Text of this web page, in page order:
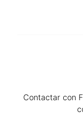
Contactar con